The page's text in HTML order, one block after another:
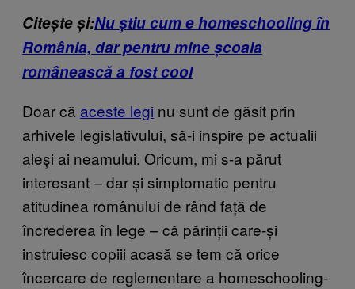
Citește și:Nu știu cum e homeschooling în
România, dar pentru mine școala
românească a fost cool
Doar că aceste legi nu sunt de găsit prin
arhivele legislativului, să-i inspire pe actualii
aleși ai neamului. Oricum, mi s-a părut
interesant – dar și simptomatic pentru
atitudinea românului de rând față de
încrederea în lege – că părinții care-și
instruiesc copiii acasă se tem că orice
încercare de reglementare a homeschooling-